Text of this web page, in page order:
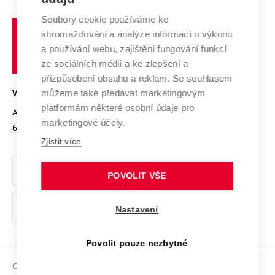
Systém zajišťování kvality výzkumu
Výzkumné infrastruktury
Transfer znalostí
Open Science
Projekty
Projekty ze strukturálních fondů
Specifický výzkum
Spolupráce se školami
Služby univerzity
Mezinárodní dohody
Univerzitní sítě
Profil univerzity
Udržitelná univerzita
Podnikavá univerzita / ContriBUTe
Bezpečná univerzita
Vyznamenání
Organizační struktura
Ochrana osobních údajů
odkaz)
Sociální bezpečí
učení
technické
VYSOKÉ UČENÍ TECHNICKÉ V BRNĚ
Antonínská 548/1
602 00 Brno
www.vut.cz
vut@vutbr.cz
Copyright © 2026 VUT
Soubory cookie používáme ke
shromažďování a analýze informací o výkonu
a používání webu, zajištění fungování funkcí
ze sociálních médií a ke zlepšení a
přizpůsobení obsahu a reklam. Se souhlasem
můžeme také předávat marketingovým
platformám některé osobní údaje pro
marketingové účely.
Zjistit více
POVOLIT VŠE
Nastavení
Povolit pouze nezbytné